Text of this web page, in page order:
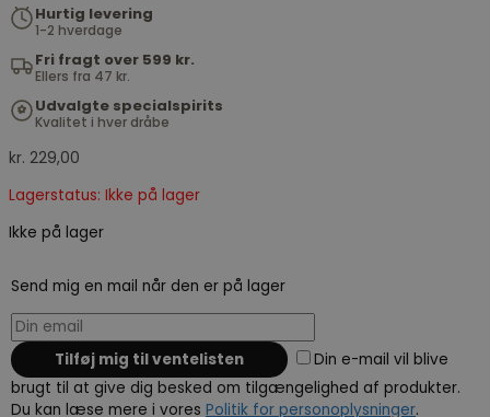
Hurtig levering
1-2 hverdage
Fri fragt over 599 kr.
Ellers fra 47 kr.
Udvalgte specialspirits
Kvalitet i hver dråbe
kr. 229,00
Lagerstatus: Ikke på lager
Ikke på lager
Send mig en mail når den er på lager
Din e-mail vil blive
brugt til at give dig besked om tilgængelighed af produkter.
Du kan læse mere i vores Politik for personoplysninger.